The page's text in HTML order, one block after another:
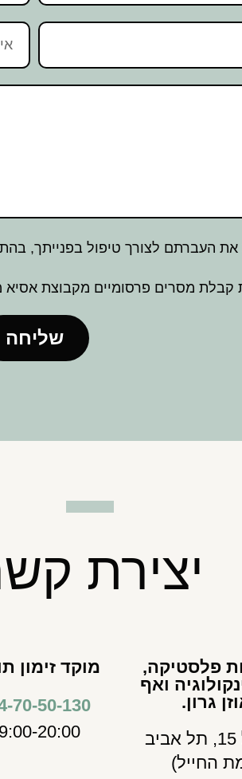
העברתם לצורך טיפול בפנייתך,
מסרים פרסומיים מקבוצת אסיא
שליחה
יצירת
פלסטיקה,
ואף
גרון.
החייל)
מוקד זימון
70-50-130
20:00